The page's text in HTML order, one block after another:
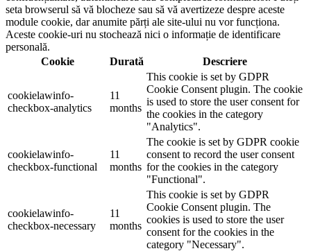
seta browserul să vă blocheze sau să vă avertizeze despre aceste
module cookie, dar anumite părți ale site-ului nu vor funcționa.
Aceste cookie-uri nu stochează nici o informație de identificare
personală.
Cookie
Durată Descriere
cookielawinfo-
checkbox-analytics
11
months
This cookie is set by GDPR
Cookie Consent plugin. The cookie
is used to store the user consent for
the cookies in the category
"Analytics".
cookielawinfo-
checkbox-functional
11
months
The cookie is set by GDPR cookie
consent to record the user consent
for the cookies in the category
"Functional".
cookielawinfo-
checkbox-necessary
11
months
This cookie is set by GDPR
Cookie Consent plugin. The
cookies is used to store the user
consent for the cookies in the
category "Necessary".